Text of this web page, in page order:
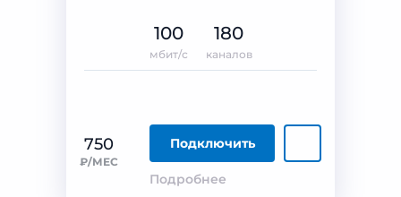
750
₽/МЕС
Подключить
Подробнее
100
мбит/с
180
каналов